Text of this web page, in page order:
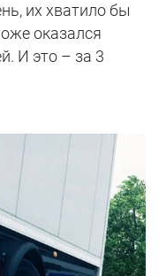
их хватило бы
оказался
И это – за 3